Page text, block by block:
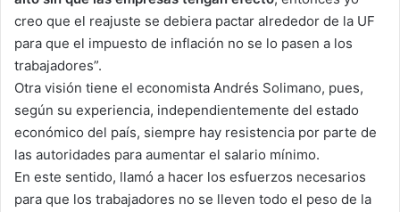
creo que el reajuste se debiera pactar alrededor de la UF
para que el impuesto de inflación no se lo pasen a los
trabajadores”.
Otra visión tiene el economista Andrés Solimano, pues,
según su experiencia, independientemente del estado
económico del país, siempre hay resistencia por parte de
las autoridades para aumentar el salario mínimo.
En este sentido, llamó a hacer los esfuerzos necesarios
para que los trabajadores no se lleven todo el peso de la